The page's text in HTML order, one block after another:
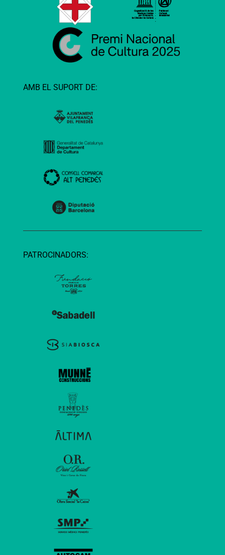
AMB EL SUPORT DE:
PATROCINADORS: